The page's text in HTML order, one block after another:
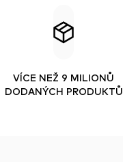
VÍCE NEŽ 9 MILIONŮ
DODANÝCH PRODUKTŮ